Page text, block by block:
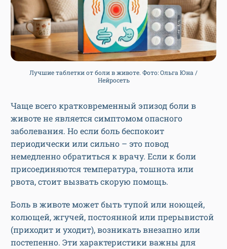
Лучшие таблетки от боли в животе. Фото: Ольга Юна /
Нейросеть
Чаще всего кратковременный эпизод боли в
животе не является симптомом опасного
заболевания. Но если боль беспокоит
периодически или сильно – это повод
немедленно обратиться к врачу. Если к боли
присоединяются температура, тошнота или
рвота, стоит вызвать скорую помощь.
Боль в животе может быть тупой или ноющей,
колющей, жгучей, постоянной или прерывистой
(приходит и уходит), возникать внезапно или
постепенно. Эти характеристики важны для